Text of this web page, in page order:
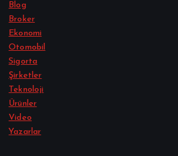
Blog
Broker
Ekonomi
Otomobil
Sigorta
Şirketler
Teknoloji
Ürünler
Video
Yazarlar